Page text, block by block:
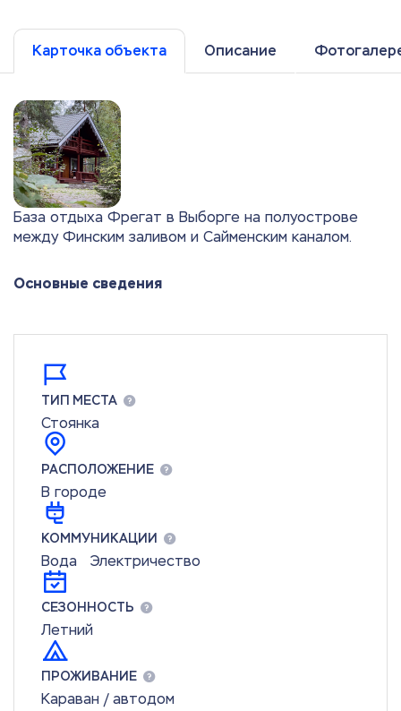
Карточка объекта Описание
База отдыха Фрегат в Выборге на полуострове
между Финским заливом и Сайменским каналом.
Основные сведения
ТИП МЕСТА
Стоянка
РАСПОЛОЖЕНИЕ
В городе
КОММУНИКАЦИИ
Вода Электричество
СЕЗОННОСТЬ
Летний
ПРОЖИВАНИЕ
Караван / автодом